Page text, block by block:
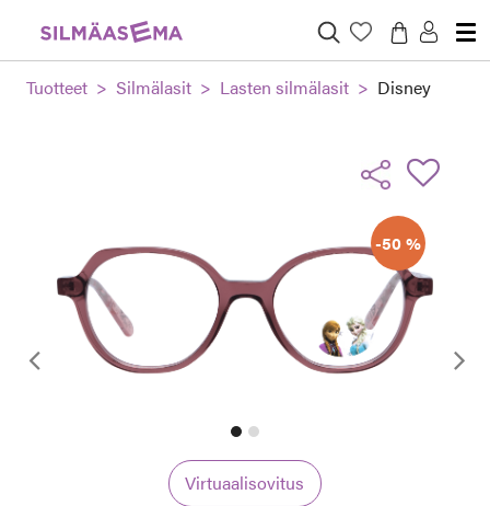
Tuotteet Silmälasit Lasten silmälasit Disney
-50 %
Edellinen
Virtuaalisovitus